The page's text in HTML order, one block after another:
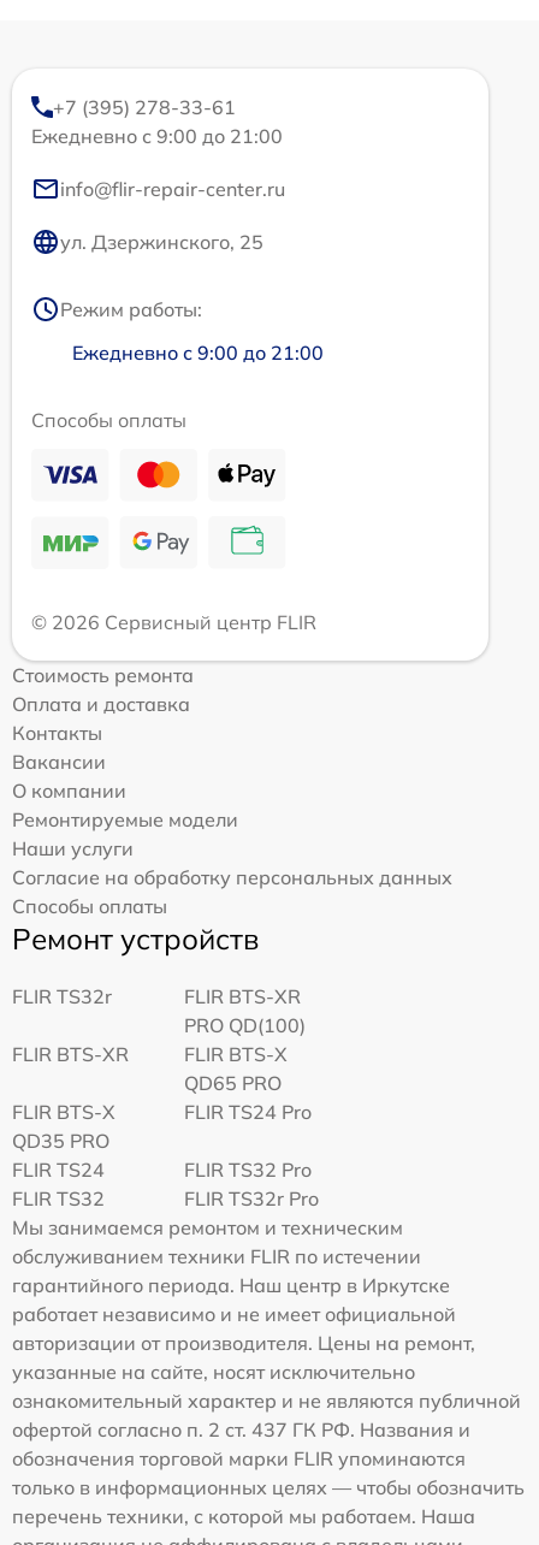
+7 (395) 278-33-61
Ежедневно с 9:00 до 21:00
info@flir-repair-center.ru
ул. Дзержинского, 25
Режим работы:
Ежедневно с 9:00 до 21:00
Способы оплаты
© 2026 Сервисный центр FLIR
Стоимость ремонта
Оплата и доставка
Контакты
Вакансии
О компании
Ремонтируемые модели
Наши услуги
Согласие на обработку персональных данных
Способы оплаты
Ремонт устройств
FLIR TS32r
FLIR BTS-XR
PRO QD(100)
FLIR BTS-XR
FLIR BTS-X
QD65 PRO
FLIR BTS-X
QD35 PRO
FLIR TS24 Pro
FLIR TS24
FLIR TS32 Pro
FLIR TS32
FLIR TS32r Pro
Мы занимаемся ремонтом и техническим
обслуживанием техники FLIR по истечении
гарантийного периода. Наш центр в Иркутске
работает независимо и не имеет официальной
авторизации от производителя. Цены на ремонт,
указанные на сайте, носят исключительно
ознакомительный характер и не являются публичной
офертой согласно п. 2 ст. 437 ГК РФ. Названия и
обозначения торговой марки FLIR упоминаются
только в информационных целях — чтобы обозначить
перечень техники, с которой мы работаем. Наша